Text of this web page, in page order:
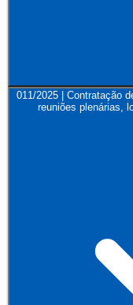
011/2025 | Contratação
reuniões plenárias,